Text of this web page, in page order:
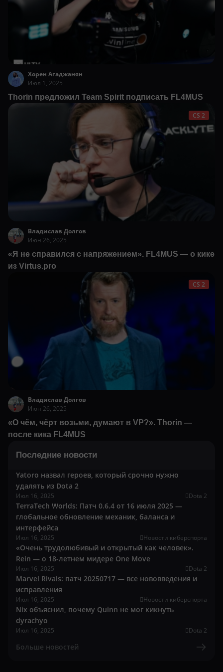
Хорен Агаджанян
Июл 1, 2025
Thorin предложил Team Spirit подписать FL4MUS
CS 2
Владислав Долгов
Июн 26, 2025
«Я не справился с напряжением». FL4MUS — о кике
из Virtus.pro
CS 2
Владислав Долгов
Июн 26, 2025
«О чём, чёрт возьми, думают в VP?». Thorin —
после кика FL4MUS
Последние новости
Yatoro назвал героев, который срочно нужно
удалять из Dota 2
Июл 16, 2025 Dota 2
TerraTech Worlds: Патч 0.6.4 от 16 июля 2025 —
глобальное обновление механик, баланса и
интерфейса
Июл 16, 2025 Новости киберспорта
«Очень трудолюбивый и открытый как человек».
Rein — о 18-летнем мидере One Move
Июл 16, 2025 Dota 2
Marvel Rivals: патч 20250717 — все нововведения и
исправления
Июл 16, 2025 Новости киберспорта
Nix объяснил, почему Quinn не мог кикнуть
dyrachyo
Июл 16, 2025 Dota 2
Больше новостей